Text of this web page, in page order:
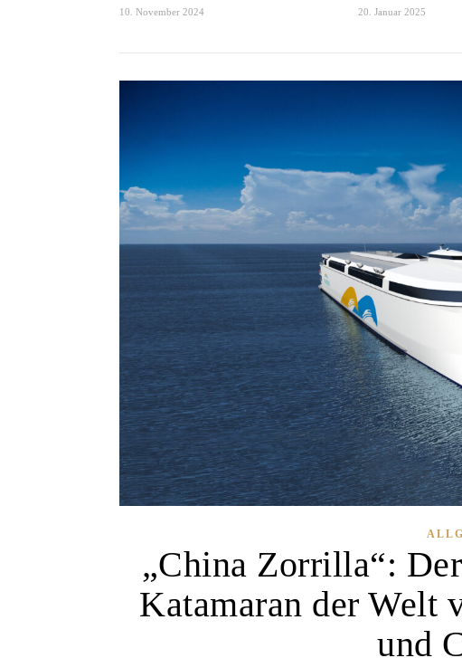
10. November 2024 20. Januar 2025
„China Zorrilla“:
Katamaran der Welt
und